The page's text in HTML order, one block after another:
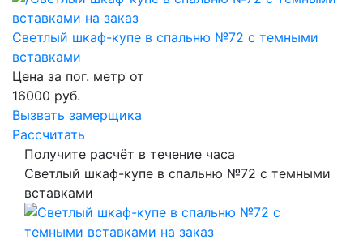
Светлый шкаф-купе в спальню №72 с темными
вставками
Цена за пог. метр от
16000 руб.
Вызвать замерщика
Рассчитать
Получите расчёт в течение часа
Светлый шкаф-купе в спальню №72 с темными
вставками